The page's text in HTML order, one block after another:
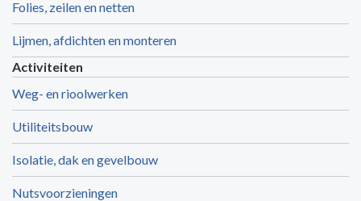
Folies, zeilen en netten
Lijmen, afdichten en monteren
Activiteiten
Weg- en rioolwerken
Utiliteitsbouw
Isolatie, dak en gevelbouw
Nutsvoorzieningen